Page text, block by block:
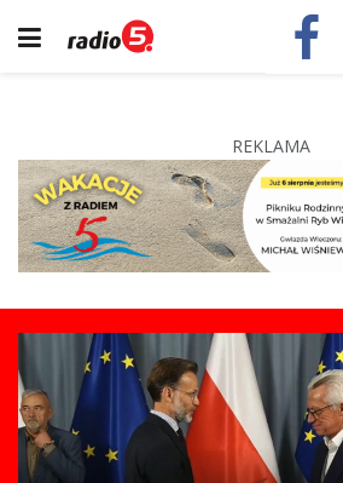
REKLAMA